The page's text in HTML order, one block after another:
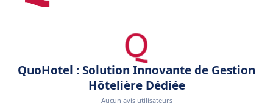
QuoHotel : Solution Innovante de Gestion
Hôtelière Dédiée
Aucun avis utilisateurs